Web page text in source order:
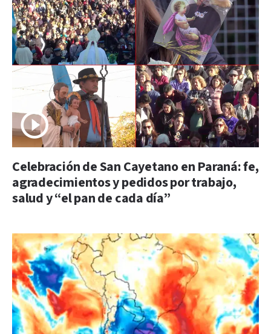
Celebración de San Cayetano en Paraná: fe,
agradecimientos y pedidos por trabajo,
salud y “el pan de cada día”